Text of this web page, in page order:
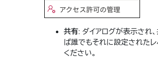
共有: ダイアログが表示され
ば誰でもそれに設定されたレ
ください。